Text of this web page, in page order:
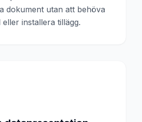
dokument utan att behöva
installera tillägg.